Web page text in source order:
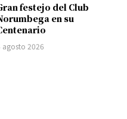
festejo del Club
en su
agosto 2026